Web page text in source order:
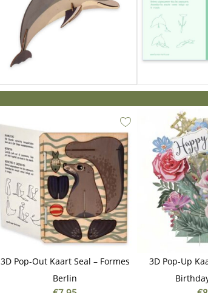
3D Pop-Out Kaart Seal – Formes
Berlin
3D Pop-Up